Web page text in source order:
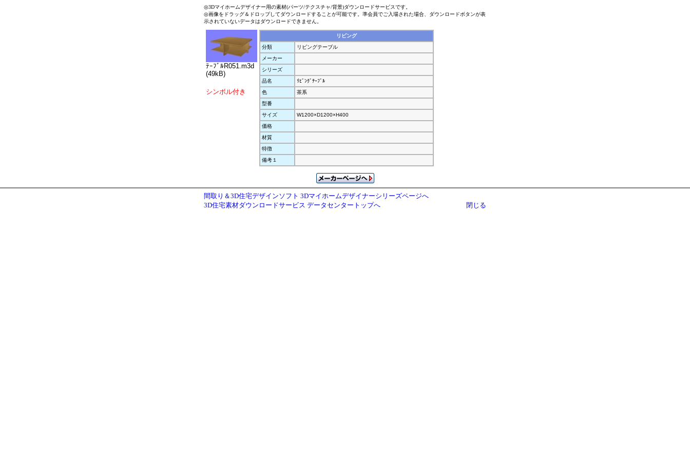
◎3Dマイホームデザイナー用の素材(パーツ/テクスチャ/背景)ダウンロードサービスです。
◎画像をドラッグ＆ドロップしてダウンロードすることが可能です。準会員でご入場された場合、ダウンロードボタンが表
示されていないデータはダウンロードできません。
ﾃｰﾌﾞﾙR051.m3d
(49kB)
シンボル付き
リビング
分類
リビングテーブル
メーカー
シリーズ
品名
ﾘﾋﾞﾝｸﾞﾃｰﾌﾞﾙ
色
茶系
型番
サイズ
W1200×D1200×H400
価格
材質
特徴
備考１
間取り＆3D住宅デザインソフト 3Dマイホームデザイナーシリーズページへ
3D住宅素材ダウンロードサービス データセンタートップへ
閉じる